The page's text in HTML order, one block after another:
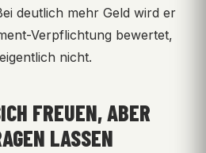
deutlich mehr Geld wird er
Verpflichtung bewertet,
nicht.
FREUEN, ABER
LASSEN